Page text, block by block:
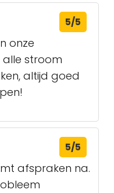
5/5
onze
stroom
altijd goed
5/5
afspraken na.